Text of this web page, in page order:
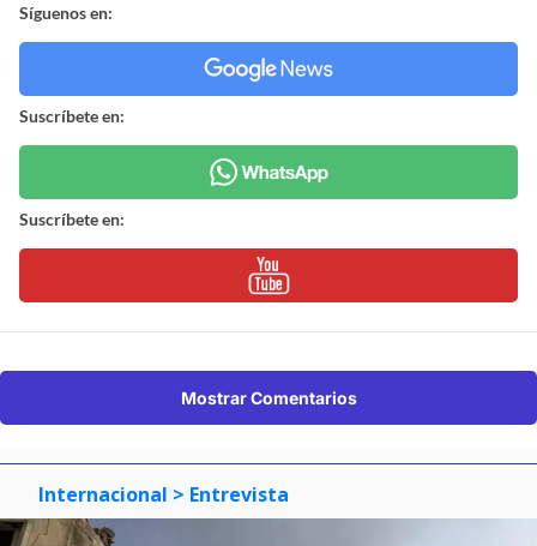
Síguenos en:
Suscríbete en:
Suscríbete en:
Mostrar Comentarios
Internacional > Entrevista